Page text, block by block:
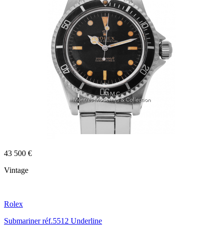
43 500 €
Vintage
Rolex
Submariner réf.5512 Underline